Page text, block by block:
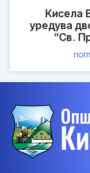
Кисела
уредува
“Св.